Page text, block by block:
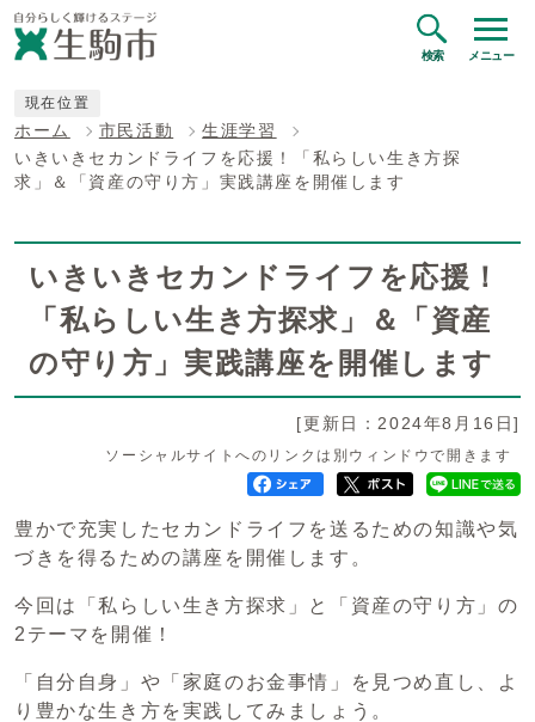
検索 メニュー
現在位置
ホーム 市民活動
生涯学習
いきいきセカンドライフを応援！「私らしい生き方探
求」＆「資産の守り方」実践講座を開催します
いきいきセカンドライフを応援！
「私らしい生き方探求」＆「資産
の守り方」実践講座を開催します
[更新日：2024年8月16日]
ソーシャルサイトへのリンクは別ウィンドウで開きます
豊かで充実したセカンドライフを送るための知識や気
づきを得るための講座を開催します。
今回は「私らしい生き方探求」と「資産の守り方」の
2テーマを開催！
「自分自身」や「家庭のお金事情」を見つめ直し、よ
り豊かな生き方を実践してみましょう。